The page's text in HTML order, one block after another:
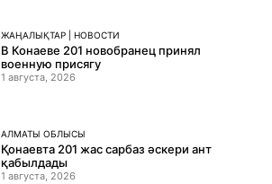
ЖАҢАЛЫҚТАР | НОВОСТИ
В Конаеве 201 новобранец принял
военную присягу
1 августа, 2026
АЛМАТЫ ОБЛЫСЫ
Қонаевта 201 жас сарбаз әскери ант
қабылдады
1 августа, 2026